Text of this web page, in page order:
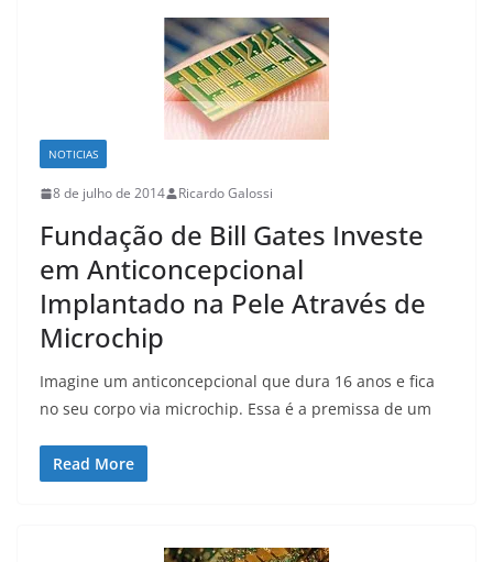
NOTICIAS
8 de julho de 2014 Ricardo Galossi
Fundação de Bill Gates Investe
em Anticoncepcional
Implantado na Pele Através de
Microchip
Imagine um anticoncepcional que dura 16 anos e fica
no seu corpo via microchip. Essa é a premissa de um
Read More